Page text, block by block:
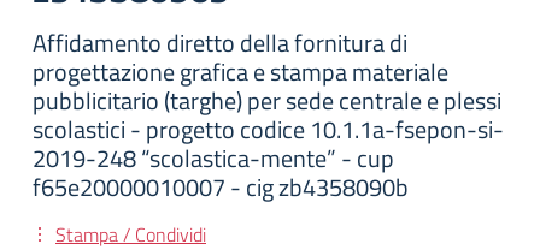
Affidamento diretto della fornitura di
progettazione grafica e stampa materiale
pubblicitario (targhe) per sede centrale e plessi
scolastici - progetto codice 10.1.1a-fsepon-si-
2019-248 “scolastica-mente” - cup
f65e20000010007 - cig zb4358090b
Stampa / Condividi